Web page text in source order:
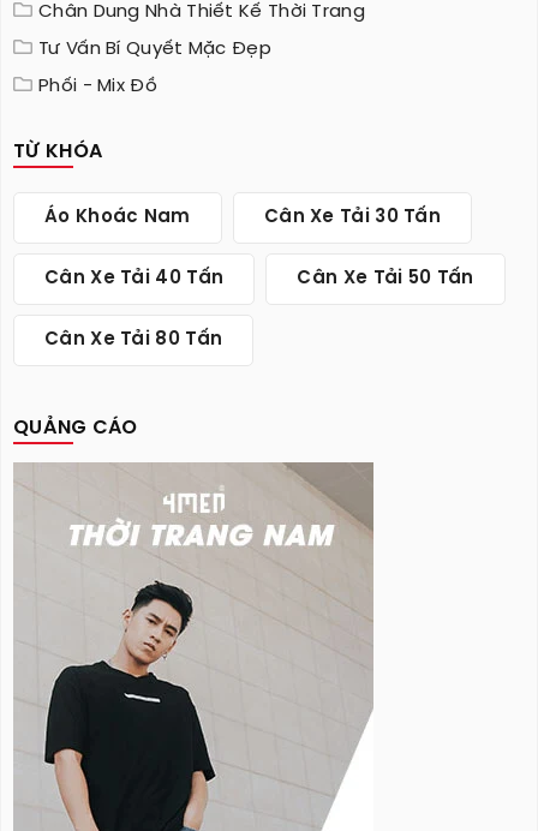
Chân Dung Nhà Thiết Kế Thời Trang
Tư Vấn Bí Quyết Mặc Đẹp
Phối - Mix Đồ
TỪ KHÓA
Áo Khoác Nam Cân Xe Tải 30 Tấn
Cân Xe Tải 40 Tấn Cân Xe Tải 50 Tấn
Cân Xe Tải 80 Tấn
QUẢNG CÁO